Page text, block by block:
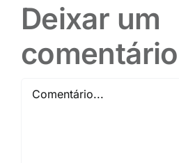
Deixar um
comentário
Comentário